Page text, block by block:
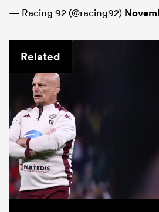
— Racing 92 (@racing92)
Related